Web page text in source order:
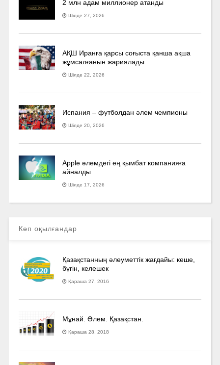
2 млн адам миллионер атанды
Шілде 27, 2026
АҚШ Иранға қарсы соғыста қанша ақша
жұмсалғанын жариялады
Шілде 22, 2026
Испания – футболдан әлем чемпионы
Шілде 20, 2026
Apple әлемдегі ең қымбат компанияға
айналды
Шілде 17, 2026
Көп оқылғандар
Қазақстанның әлеуметтік жағдайы: кеше,
бүгін, келешек
Қараша 27, 2016
Мұнай. Әлем. Қазақстан.
Қараша 28, 2018